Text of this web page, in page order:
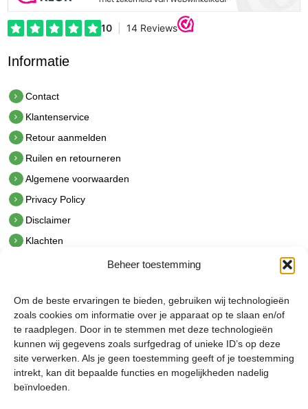
Beheer toestemming
Om de beste ervaringen te bieden, gebruiken wij technologieën
zoals cookies om informatie over je apparaat op te slaan en/of
te raadplegen. Door in te stemmen met deze technologieën
kunnen wij gegevens zoals surfgedrag of unieke ID’s op deze
site verwerken. Als je geen toestemming geeft of je toestemming
intrekt, kan dit bepaalde functies en mogelijkheden nadelig
beïnvloeden.
Informatie
Contact
Klantenservice
Retour aanmelden
Ruilen en retourneren
Algemene voorwaarden
Privacy Policy
Disclaimer
Klachten
hetindustriehuis B.V.
De Hoek 1 1601 MR Enkhuizen
t.0228 53 00 40
e.info@hetindustriehuis.com
KVK 51483904
BTW NL850044522B01